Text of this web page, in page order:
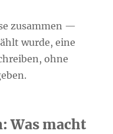
zusammen —
wurde, eine
ohne
Was macht